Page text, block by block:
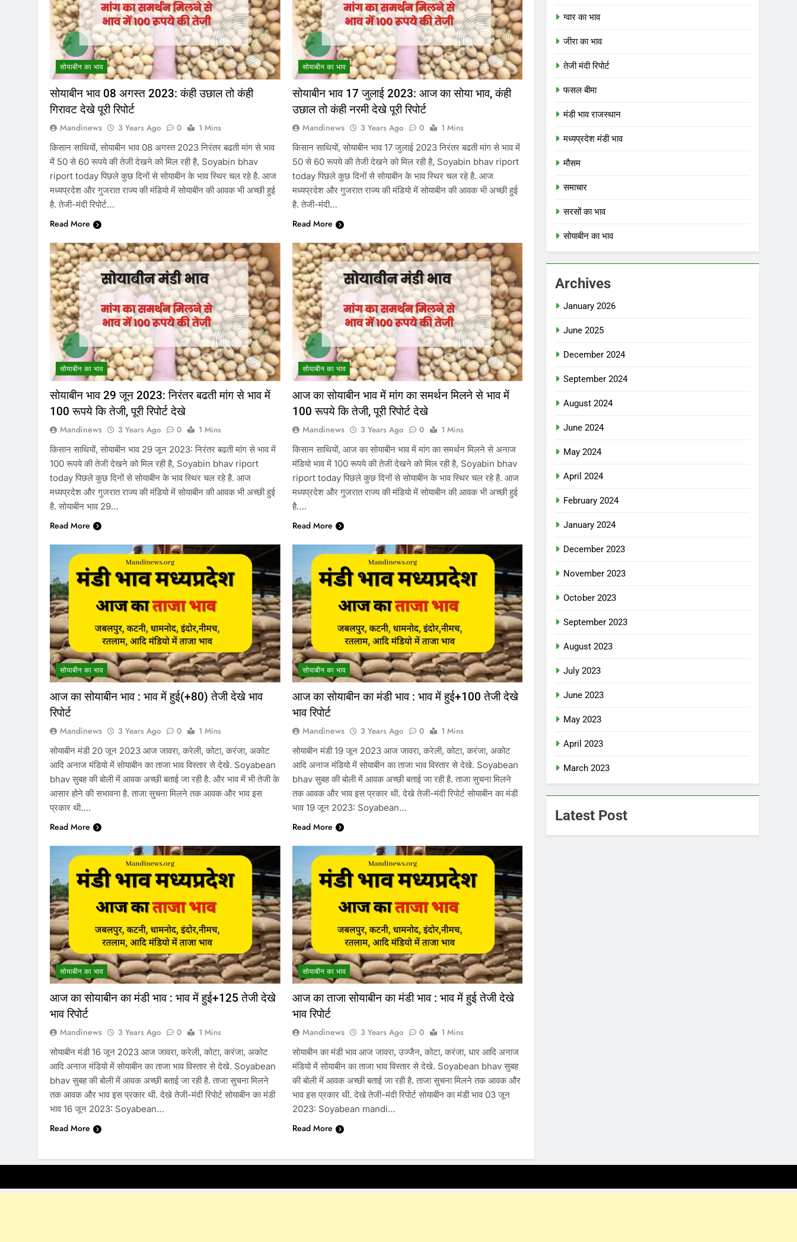
सोयाबीन का भाव
सोयाबीन भाव 08 अगस्त 2023: कंही उछाल तो कंही
गिरावट देखे पूरी रिपोर्ट
Mandinews 3 Years Ago 0
1 Mins
किसान साथियों, सोयाबीन भाव 08 अगस्त 2023 निरंतर बढती मांग से भाव
में 50 से 60 रूपये की तेजी देखने को मिल रही है, Soyabin bhav
riport today पिछले कुछ दिनों से सोयाबीन के भाव स्थिर चल रहे है. आज
मध्यप्रदेश और गुजरात राज्य की मंडियो में सोयाबीन की आवक भी अच्छी हुई
है. तेजी-मंदी रिपोर्ट…
Read More
सोयाबीन का भाव
सोयाबीन भाव 17 जुलाई 2023: आज का सोया भाव, कंही
उछाल तो कंही नरमी देखे पूरी रिपोर्ट
Mandinews 3 Years Ago 0
1 Mins
किसान साथियों, सोयाबीन भाव 17 जुलाई 2023 निरंतर बढती मांग से भाव में
50 से 60 रूपये की तेजी देखने को मिल रही है, Soyabin bhav riport
today पिछले कुछ दिनों से सोयाबीन के भाव स्थिर चल रहे है. आज
मध्यप्रदेश और गुजरात राज्य की मंडियो में सोयाबीन की आवक भी अच्छी हुई
है. तेजी-मंदी…
Read More
सोयाबीन का भाव
सोयाबीन भाव 29 जून 2023: निरंतर बढती मांग से भाव में
100 रूपये कि तेजी, पूरी रिपोर्ट देखे
Mandinews 3 Years Ago 0
1 Mins
किसान साथियों, सोयाबीन भाव 29 जून 2023: निरंतर बढती मांग से भाव में
100 रूपये की तेजी देखने को मिल रही है, Soyabin bhav riport
today पिछले कुछ दिनों से सोयाबीन के भाव स्थिर चल रहे है. आज
मध्यप्रदेश और गुजरात राज्य की मंडियो में सोयाबीन की आवक भी अच्छी हुई
है. सोयाबीन भाव 29…
Read More
सोयाबीन का भाव
आज का सोयाबीन भाव में मांग का समर्थन मिलने से भाव में
100 रूपये कि तेजी, पूरी रिपोर्ट देखे
Mandinews 3 Years Ago 0
1 Mins
किसान साथियों, आज का सोयाबीन भाव में मांग का समर्थन मिलने से अनाज
मंडियो भाव में 100 रूपये की तेजी देखने को मिल रही है, Soyabin bhav
riport today पिछले कुछ दिनों से सोयाबीन के भाव स्थिर चल रहे है. आज
मध्यप्रदेश और गुजरात राज्य की मंडियो में सोयाबीन की आवक भी अच्छी हुई
है….
Read More
सोयाबीन का भाव
आज का सोयाबीन भाव : भाव में हुई(+80) तेजी देखे भाव
रिपोर्ट
Mandinews 3 Years Ago 0
1 Mins
सोयाबीन मंडी 20 जून 2023 आज जावरा, करेली, कोटा, करंजा, अकोट
आदि अनाज मंडियो में सोयाबीन का ताजा भाव विस्तार से देखे. Soyabean
bhav सुबह की बोली में आवक अच्छी बताई जा रही है. और भाव में भी तेजी के
आसार होने की सभावना है. ताजा सुचना मिलने तक आवक और भाव इस
प्रकार थी….
Read More
सोयाबीन का भाव
आज का सोयाबीन का मंडी भाव : भाव में हुई+100 तेजी देखे
भाव रिपोर्ट
Mandinews 3 Years Ago 0
1 Mins
सोयाबीन मंडी 19 जून 2023 आज जावरा, करेली, कोटा, करंजा, अकोट
आदि अनाज मंडियो में सोयाबीन का ताजा भाव विस्तार से देखे. Soyabean
bhav सुबह की बोली में आवक अच्छी बताई जा रही है. ताजा सुचना मिलने
तक आवक और भाव इस प्रकार थी. देखे तेजी-मंदी रिपोर्ट सोयाबीन का मंडी
भाव 19 जून 2023: Soyabean…
Read More
सोयाबीन का भाव
आज का सोयाबीन का मंडी भाव : भाव में हुई+125 तेजी देखे
भाव रिपोर्ट
Mandinews 3 Years Ago 0
1 Mins
सोयाबीन मंडी 16 जून 2023 आज जावरा, करेली, कोटा, करंजा, अकोट
आदि अनाज मंडियो में सोयाबीन का ताजा भाव विस्तार से देखे. Soyabean
bhav सुबह की बोली में आवक अच्छी बताई जा रही है. ताजा सुचना मिलने
तक आवक और भाव इस प्रकार थी. देखे तेजी-मंदी रिपोर्ट सोयाबीन का मंडी
भाव 16 जून 2023: Soyabean…
Read More
सोयाबीन का भाव
आज का ताजा सोयाबीन का मंडी भाव : भाव में हुई तेजी देखे
भाव रिपोर्ट
Mandinews 3 Years Ago 0
1 Mins
सोयाबीन का मंडी भाव आज जावरा, उज्जैन, कोटा, करंजा, धार आदि अनाज
मंडियो में सोयाबीन का ताजा भाव विस्तार से देखे. Soyabean bhav सुबह
की बोली में आवक अच्छी बताई जा रही है. ताजा सुचना मिलने तक आवक और
भाव इस प्रकार थी. देखे तेजी-मंदी रिपोर्ट सोयाबीन का मंडी भाव 03 जून
2023: Soyabean mandi…
Read More
ग्वार का भाव
जीरा का भाव
तेजी मंदी रिपोर्ट
फसल बीमा
मंडी भाव राजस्थान
मध्यप्रदेश मंडी भाव
मौसम
समाचार
सरसों का भाव
सोयाबीन का भाव
Archives
January 2026
June 2025
December 2024
September 2024
August 2024
June 2024
May 2024
April 2024
February 2024
January 2024
December 2023
November 2023
October 2023
September 2023
August 2023
July 2023
June 2023
May 2023
April 2023
March 2023
Latest Post